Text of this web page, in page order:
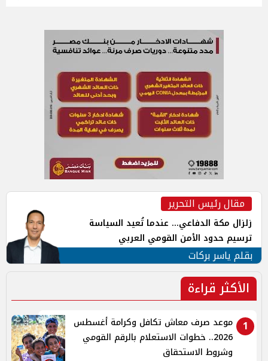
مقال رئيس التحرير
زلزال مكة الدفاعي... عندما تُعيد السياسة
ترسيم حدود الأمن القومي العربي
بقلم ياسر بركات
الأكثر قراءة
1
موعد صرف معاش تكافل وكرامة أغسطس
2026.. خطوات الاستعلام بالرقم القومي
وشروط الاستحقاق